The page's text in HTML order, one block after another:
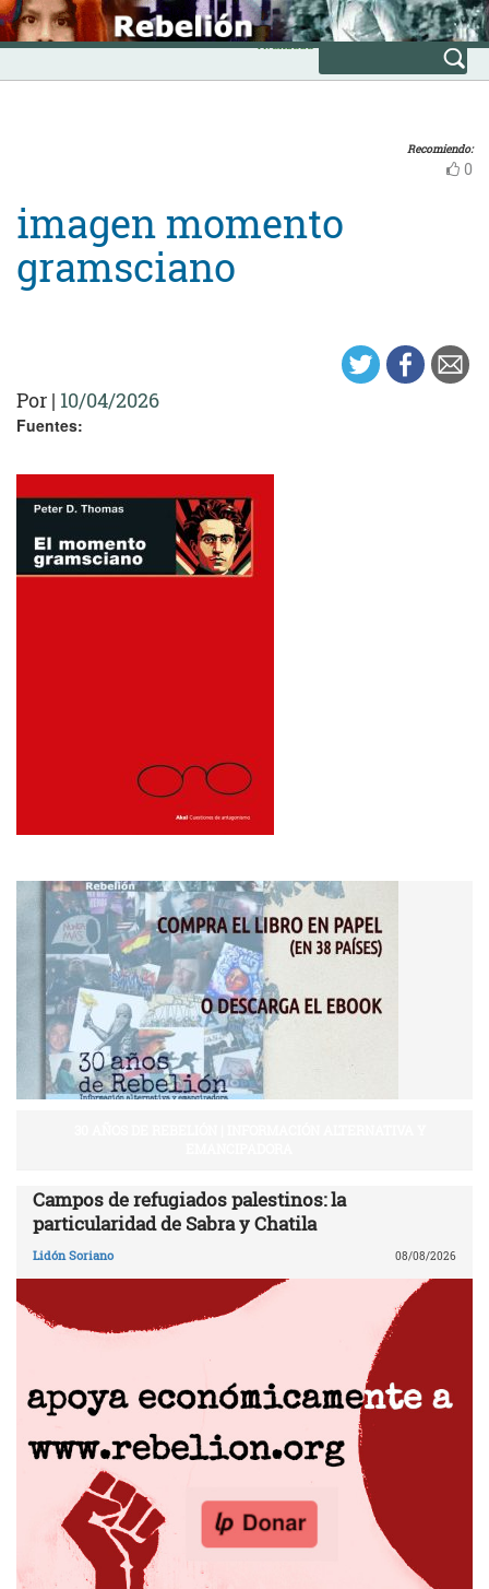
Skip
to
content
INICIO
Avanzada
Recomiendo:
0
imagen momento
gramsciano
Por | 10/04/2026
Fuentes:
Campos de refugiados palestinos: la
particularidad de Sabra y Chatila
Lidón Soriano 08/08/2026